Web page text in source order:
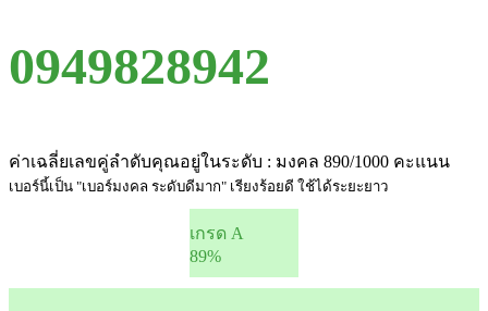
0949828942
ค่าเฉลี่ยเลขคู่ลำดับคุณอยู่ในระดับ : มงคล 890/1000 คะแนน
เบอร์นี้เป็น "เบอร์มงคล ระดับดีมาก" เรียงร้อยดี ใช้ได้ระยะยาว
เกรด A
89%